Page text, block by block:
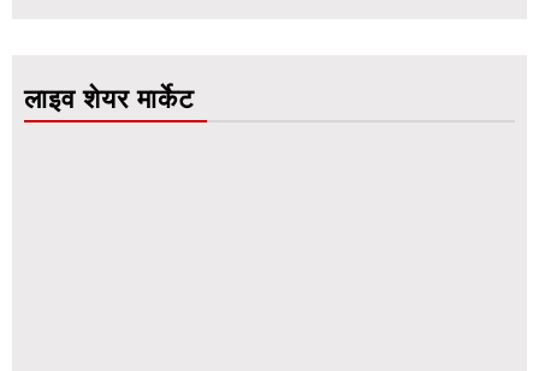
लाइव शेयर मार्केट